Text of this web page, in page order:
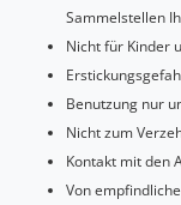
Sammelstellen
Nicht für Kinder
Benutzung nur
Nicht zum
Kontakt mit den
Von